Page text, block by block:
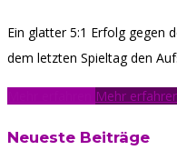
Ein glatter 5:1 Erfolg gegen
dem letzten Spieltag den
Mehr
Neueste Beiträge